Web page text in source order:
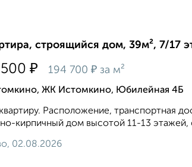
строящийся дом, 39м², 7/17
₽ 194 700 ₽ за м²
ЖК Истомкино, Юбилейная 4Б
Расположение, транспортная
кирпичный дом высотой 11-13 этажей,
02.08.2026